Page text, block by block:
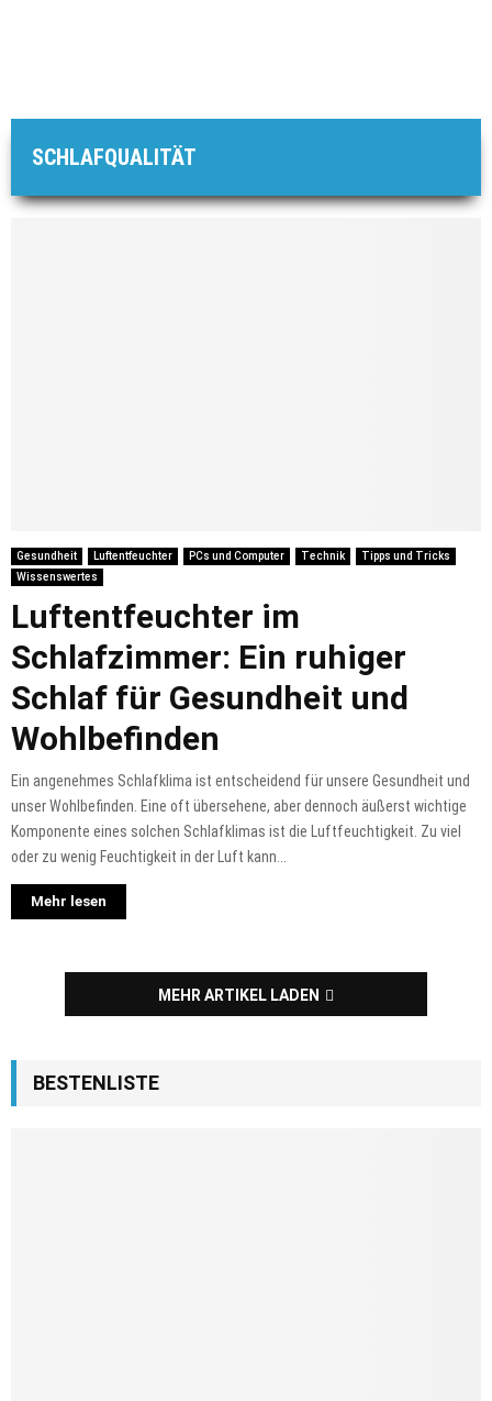
SCHLAFQUALITÄT
Gesundheit Luftentfeuchter PCs und Computer Technik
Tipps und Tricks
Wissenswertes
Luftentfeuchter im
Schlafzimmer: Ein ruhiger
Schlaf für Gesundheit und
Wohlbefinden
Ein angenehmes Schlafklima ist entscheidend für unsere Gesundheit und
unser Wohlbefinden. Eine oft übersehene, aber dennoch äußerst wichtige
Komponente eines solchen Schlafklimas ist die Luftfeuchtigkeit. Zu viel
oder zu wenig Feuchtigkeit in der Luft kann...
Mehr lesen
MEHR ARTIKEL LADEN
BESTENLISTE